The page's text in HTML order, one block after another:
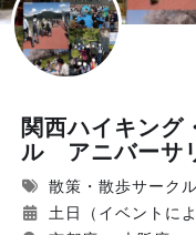
関西ハイキング
ル アニバーサ
散策・散歩サークル
土日（イベントに